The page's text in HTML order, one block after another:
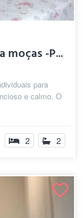
moças -P...
para
e calmo. O
2 2